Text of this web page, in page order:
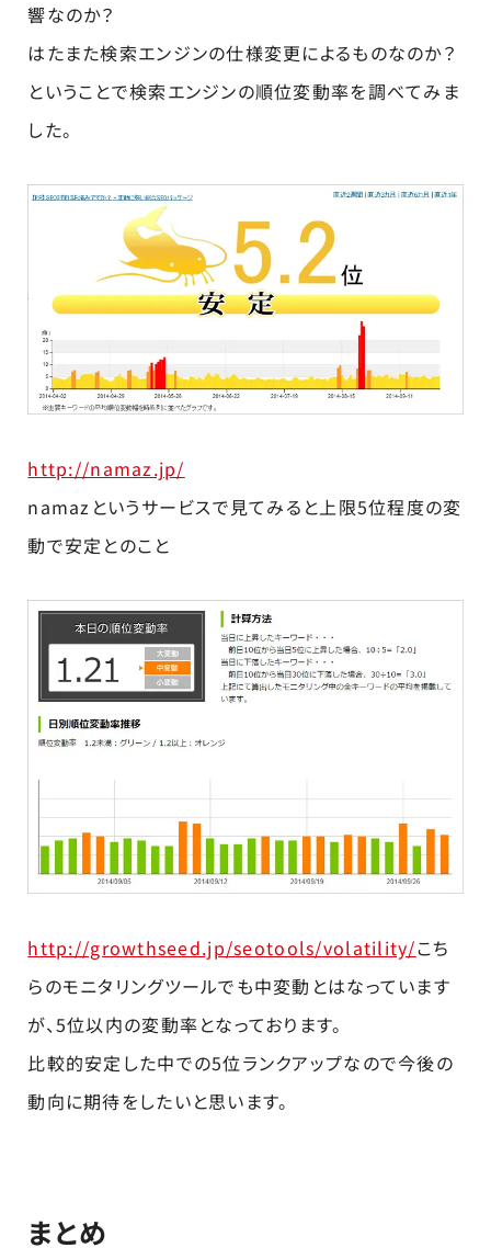
響なのか？
はたまた検索エンジンの仕様変更によるものなのか？
ということで検索エンジンの順位変動率を調べてみま
した。
http://namaz.jp/
namazというサービスで見てみると上限5位程度の変
動で安定とのこと
http://growthseed.jp/seotools/volatility/こち
らのモニタリングツールでも中変動とはなっています
が、5位以内の変動率となっております。
比較的安定した中での5位ランクアップなので今後の
動向に期待をしたいと思います。
まとめ